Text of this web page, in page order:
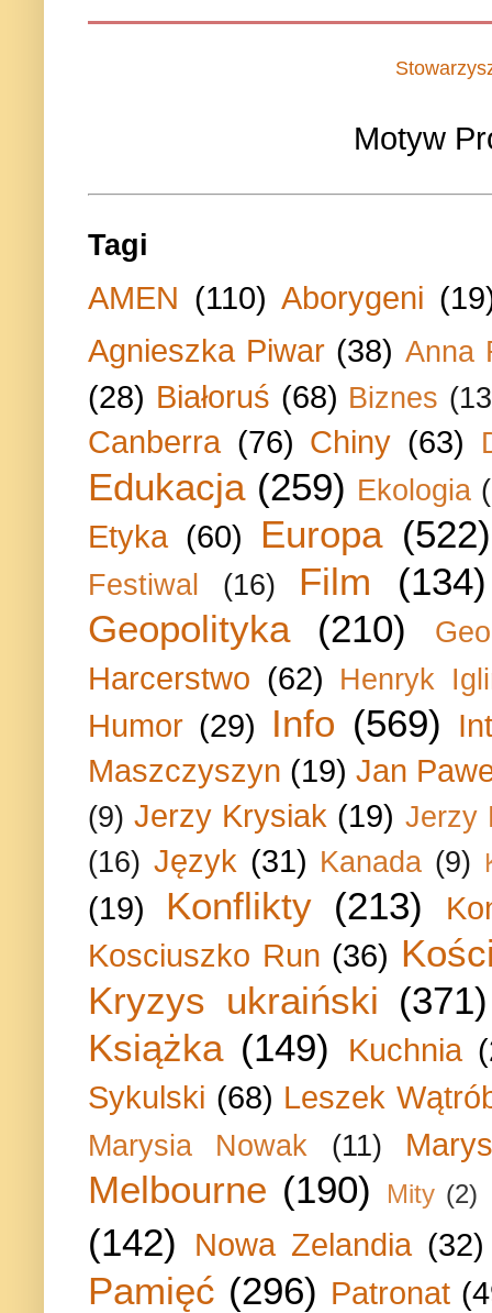
Motyw
Tagi
AMEN (110) Aborygeni
Agnieszka Piwar (38) Anna
(28) Białoruś (68) Biznes
Canberra (76) Chiny (63)
Edukacja (259) Ekologia
Etyka (60) Europa (522)
Festiwal (16) Film
(134)
Geopolityka
(210)
Harcerstwo (62) Henryk
Humor (29) Info (569)
Maszczyszyn (19) Jan
(9) Jerzy Krysiak (19) Jerzy
(16) Język (31) Kanada (9)
(19) Konflikty (213)
Kosciuszko Run (36)
Kryzys ukraiński (371)
Książka (149) Kuchnia
Sykulski (68) Leszek
Marysia Nowak (11)
Melbourne (190) Mity (2)
(142) Nowa Zelandia (32)
Pamięć (296) Patronat